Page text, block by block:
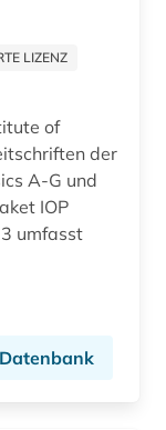
LIZENZ
of
der
A-G und
IOP
umfasst